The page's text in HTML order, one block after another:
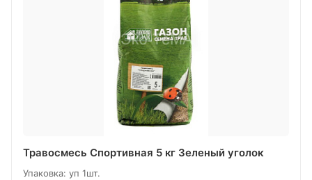
Травосмесь Спортивная 5 кг Зеленый уголок
Упаковка: уп 1шт.